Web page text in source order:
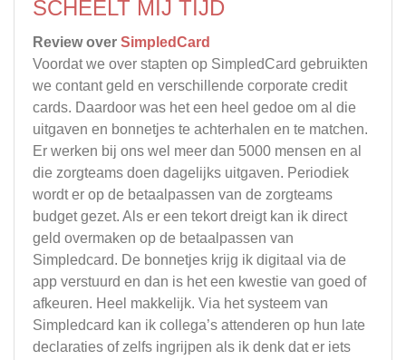
SCHEELT MIJ TIJD
Review over SimpledCard
Voordat we over stapten op SimpledCard gebruikten
we contant geld en verschillende corporate credit
cards. Daardoor was het een heel gedoe om al die
uitgaven en bonnetjes te achterhalen en te matchen.
Er werken bij ons wel meer dan 5000 mensen en al
die zorgteams doen dagelijks uitgaven. Periodiek
wordt er op de betaalpassen van de zorgteams
budget gezet. Als er een tekort dreigt kan ik direct
geld overmaken op de betaalpassen van
Simpledcard. De bonnetjes krijg ik digitaal via de
app verstuurd en dan is het een kwestie van goed of
afkeuren. Heel makkelijk. Via het systeem van
Simpledcard kan ik collega’s attenderen op hun late
declaraties of zelfs ingrijpen als ik denk dat er iets